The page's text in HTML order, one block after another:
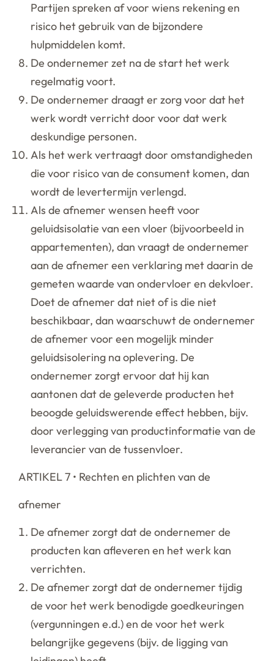
Partijen spreken af voor wiens rekening en
risico het gebruik van de bijzondere
hulpmiddelen komt.
De ondernemer zet na de start het werk
regelmatig voort.
De ondernemer draagt er zorg voor dat het
werk wordt verricht door voor dat werk
deskundige personen.
Als het werk vertraagt door omstandigheden
die voor risico van de consument komen, dan
wordt de levertermijn verlengd.
Als de afnemer wensen heeft voor
geluidsisolatie van een vloer (bijvoorbeeld in
appartementen), dan vraagt de ondernemer
aan de afnemer een verklaring met daarin de
gemeten waarde van ondervloer en dekvloer.
Doet de afnemer dat niet of is die niet
beschikbaar, dan waarschuwt de ondernemer
de afnemer voor een mogelijk minder
geluidsisolering na oplevering. De
ondernemer zorgt ervoor dat hij kan
aantonen dat de geleverde producten het
beoogde geluidswerende effect hebben, bijv.
door verlegging van productinformatie van de
leverancier van de tussenvloer.
ARTIKEL 7 • Rechten en plichten van de
afnemer
De afnemer zorgt dat de ondernemer de
producten kan afleveren en het werk kan
verrichten.
De afnemer zorgt dat de ondernemer tijdig
de voor het werk benodigde goedkeuringen
(vergunningen e.d.) en de voor het werk
belangrijke gegevens (bijv. de ligging van